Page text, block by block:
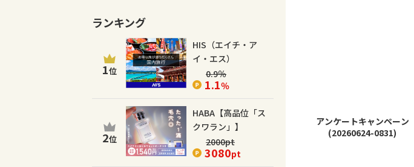
ランキング
1位
HIS（エイチ・ア
イ・エス）
0.9％
1.1％
2位
HABA【高品位「ス
クワラン」】
2000pt
3080pt
アンケートキャンペーン
(20260624-0831)